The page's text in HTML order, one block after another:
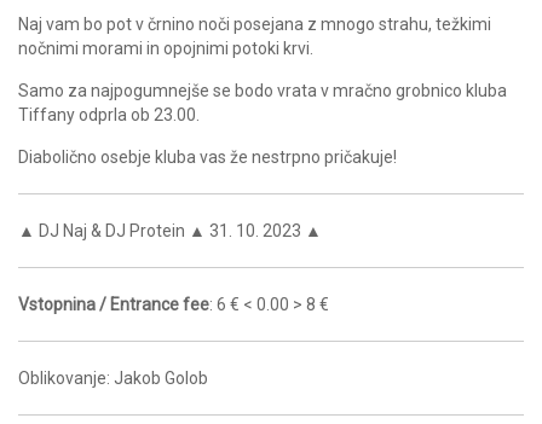
Naj vam bo pot v črnino noči posejana z mnogo strahu, težkimi
nočnimi morami in opojnimi potoki krvi.
Samo za najpogumnejše se bodo vrata v mračno grobnico kluba
Tiffany odprla ob 23.00.
Diabolično osebje kluba vas že nestrpno pričakuje!
▲ DJ Naj & DJ Protein ▲ 31. 10. 2023 ▲
Vstopnina / Entrance fee: 6 € < 0.00 > 8 €
Oblikovanje: Jakob Golob